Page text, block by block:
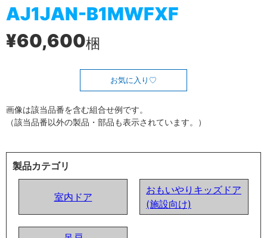
AJ1JAN-B1MWFXF
¥60,600梱
お気に入り
画像は該当品番を含む組合せ例です。
（該当品番以外の製品・部品も表示されています。）
製品カテゴリ
室内ドア
おもいやりキッズドア
(施設向け)